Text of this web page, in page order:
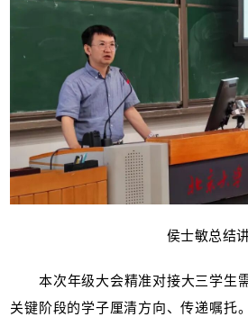
侯士敏总结
本次年级大会精准对接大三学生
关键阶段的学子厘清方向、传递嘱托